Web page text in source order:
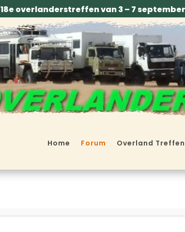
18e overlanderstreffen van 3 – 7
Home Forum Overland Treffen